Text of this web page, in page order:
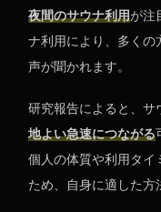
夜間のサウナ利用が注
ナ利用により、多くの
声が聞かれます。
研究報告によると、サ
地よい急速につながる
個人の体質や利用タイ
ため、自身に適した方